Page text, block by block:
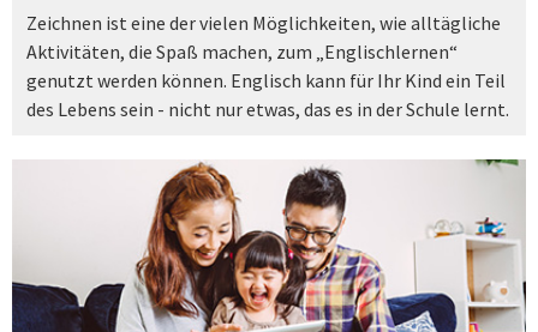
Zeichnen ist eine der vielen Möglichkeiten, wie alltägliche
Aktivitäten, die Spaß machen, zum „Englischlernen“
genutzt werden können. Englisch kann für Ihr Kind ein Teil
des Lebens sein - nicht nur etwas, das es in der Schule lernt.